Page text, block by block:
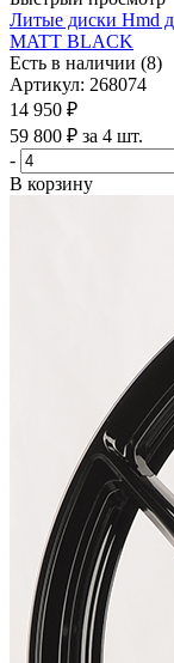
Литые диски Hmd
MATT BLACK
Есть в наличии (8)
Артикул: 268074
14 950 ₽
59 800 ₽ за 4 шт.
-
В корзину